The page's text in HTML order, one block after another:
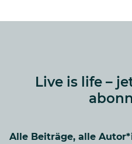
Live is life –
Alle Beiträge, alle